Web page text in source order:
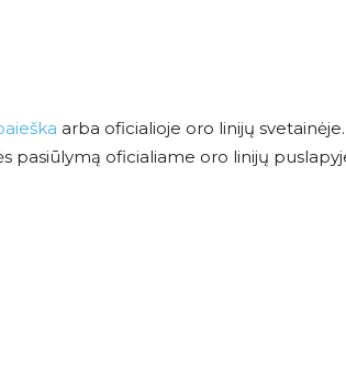
arba oficialioje oro linijų
pasiūlymą oficialiame oro linijų